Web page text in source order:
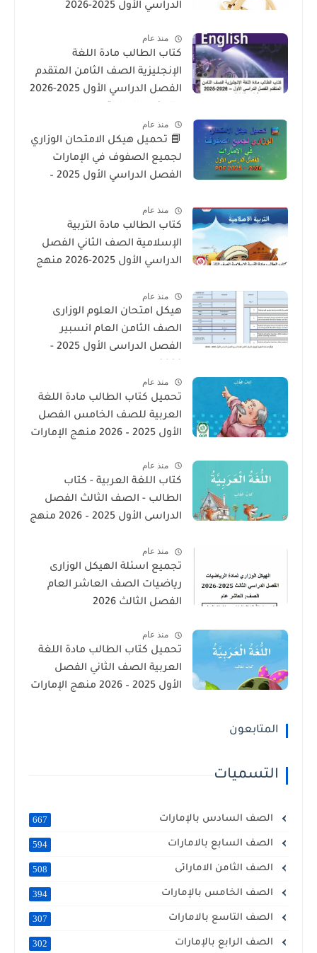
الدراسي الأول 2025-2026
منذ عام
كتاب الطالب مادة اللغة
الإنجليزية الصف الثامن المتقدم
الفصل الدراسي الأول 2025-2026
منذ عام
📘 تحميل هيكل الامتحان الوزاري
لجميع الصفوف في الإمارات
الفصل الدراسي الأول 2025 –
منذ عام
كتاب الطالب مادة التربية
الإسلامية الصف الثاني الفصل
الدراسي الأول 2025-2026 منهج
منذ عام
هيكل امتحان العلوم الوزارى
الصف الثامن العام انسبير
الفصل الدراسى الأول 2025 -
منذ عام
تحميل كتاب الطالب مادة اللغة
العربية للصف الخامس الفصل
الأول 2025 – 2026 منهج الإمارات
منذ عام
كتاب اللغة العربية - كتاب
الطالب - الصف الثالث الفصل
الدراسى الأول 2025 – 2026 منهج
منذ عام
تجميع اسئلة الهيكل الوزارى
رياضيات الصف العاشر العام
الفصل الثالث 2026
منذ عام
تحميل كتاب الطالب مادة اللغة
العربية الصف الثاني الفصل
الأول 2025 – 2026 منهج الإمارات
المتابعون
التسميات
الصف السادس بالإمارات 667
الصف السابع بالامارات 594
الصف الثامن الاماراتى 508
الصف الخامس بالإمارات 394
الصف التاسع بالامارات 307
الصف الرابع بالإمارات 302